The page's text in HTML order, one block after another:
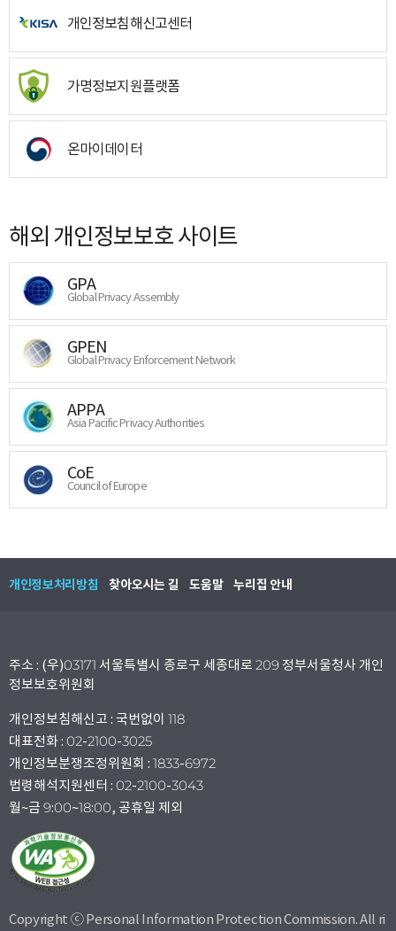
개인정보침해신고센터
가명정보지원플랫폼
온마이데이터
해외 개인정보보호 사이트
GPA
Global Privacy Assembly
GPEN
Global Privacy Enforcement Network
APPA
Asia Pacific Privacy Authorities
CoE
Council of Europe
개인정보처리방침 찾아오시는 길 도움말 누리집 안내
주소 : (우)03171 서울특별시 종로구 세종대로 209 정부서울청사 개인
정보보호위원회
개인정보침해신고 : 국번없이 118
대표전화 : 02-2100-3025
개인정보분쟁조정위원회 : 1833-6972
법령해석지원센터 : 02-2100-3043
월~금 9:00~18:00, 공휴일 제외
Copyright ⓒ Personal Information Protection Commission. All ri